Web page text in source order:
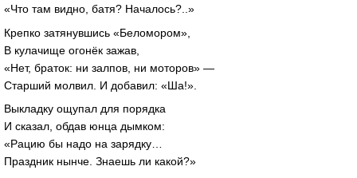
«Что там видно, батя? Началось?..»
Крепко затянувшись «Беломором»,
В кулачище огонёк зажав,
«Нет, браток: ни залпов, ни моторов» —
Старший молвил. И добавил: «Ша!».
Выкладку ощупал для порядка
И сказал, обдав юнца дымком:
«Рацию бы надо на зарядку…
Праздник нынче. Знаешь ли какой?»